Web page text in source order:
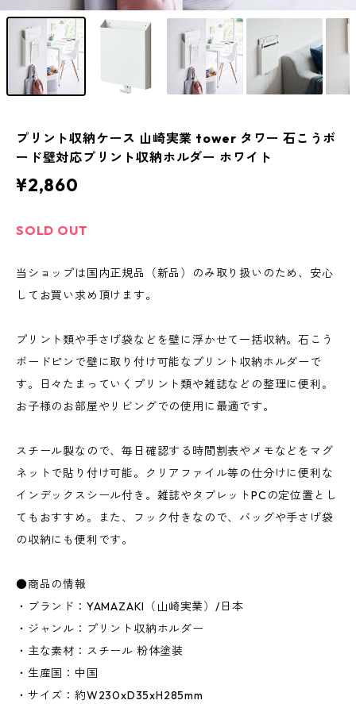
プリント収納ケース 山崎実業 tower タワー 石こうボ
ード壁対応プリント収納ホルダー ホワイト
¥2,860
SOLD OUT
当ショップは国内正規品（新品）のみ取り扱いのため、安心
してお買い求め頂けます。
プリント類や手さげ袋などを壁に浮かせて一括収納。石こう
ボードピンで壁に取り付け可能なプリント収納ホルダーで
す。日々たまっていくプリント類や雑誌などの整理に便利。
お子様のお部屋やリビングでの使用に最適です。
スチール製なので、毎日確認する時間割表やメモなどをマグ
ネットで貼り付け可能。クリアファイル等の仕分けに便利な
インデックスシール付き。雑誌やタブレットPCの定位置とし
てもおすすめ。また、フック付きなので、バッグや手さげ袋
の収納にも便利です。
●商品の情報
・ブランド：YAMAZAKI（山崎実業）/日本
・ジャンル：プリント収納ホルダー
・主な素材：スチール 粉体塗装
・生産国：中国
・サイズ：約W230xD35xH285mm